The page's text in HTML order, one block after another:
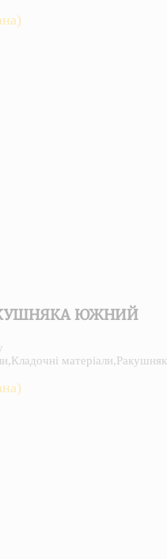
ЮЖНИЙ
,Кладочні матеріали,Ракушняк